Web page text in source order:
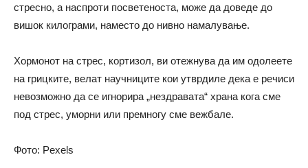
стресно, а наспроти посветеноста, може да доведе до
вишок килограми, наместо до нивно намалување.
Хормонот на стрес, кортизол, ви отежнува да им одолеете
на грицките, велат научниците кои утврдиле дека е речиси
невозможно да се игнорира „нездравата“ храна кога сме
под стрес, уморни или премногу сме вежбале.
Фото: Pexels